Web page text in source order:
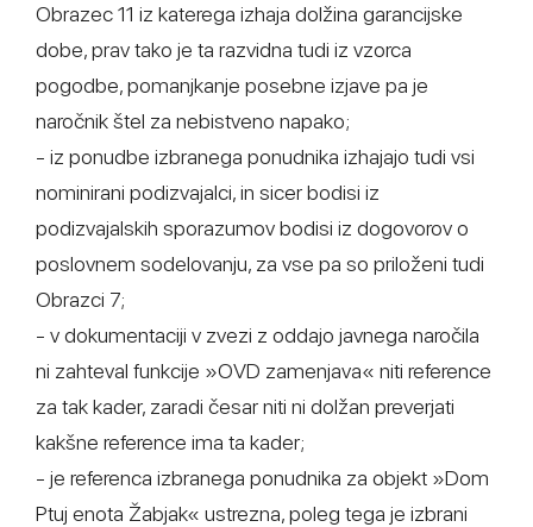
Obrazec 11 iz katerega izhaja dolžina garancijske
dobe, prav tako je ta razvidna tudi iz vzorca
pogodbe, pomanjkanje posebne izjave pa je
naročnik štel za nebistveno napako;
- iz ponudbe izbranega ponudnika izhajajo tudi vsi
nominirani podizvajalci, in sicer bodisi iz
podizvajalskih sporazumov bodisi iz dogovorov o
poslovnem sodelovanju, za vse pa so priloženi tudi
Obrazci 7;
- v dokumentaciji v zvezi z oddajo javnega naročila
ni zahteval funkcije »OVD zamenjava« niti reference
za tak kader, zaradi česar niti ni dolžan preverjati
kakšne reference ima ta kader;
- je referenca izbranega ponudnika za objekt »Dom
Ptuj enota Žabjak« ustrezna, poleg tega je izbrani